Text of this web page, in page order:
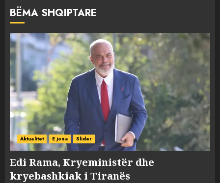
BËMA SHQIPTARE
Aktualitet E jona Slider
Edi Rama, Kryeministër dhe
kryebashkiak i Tiranës